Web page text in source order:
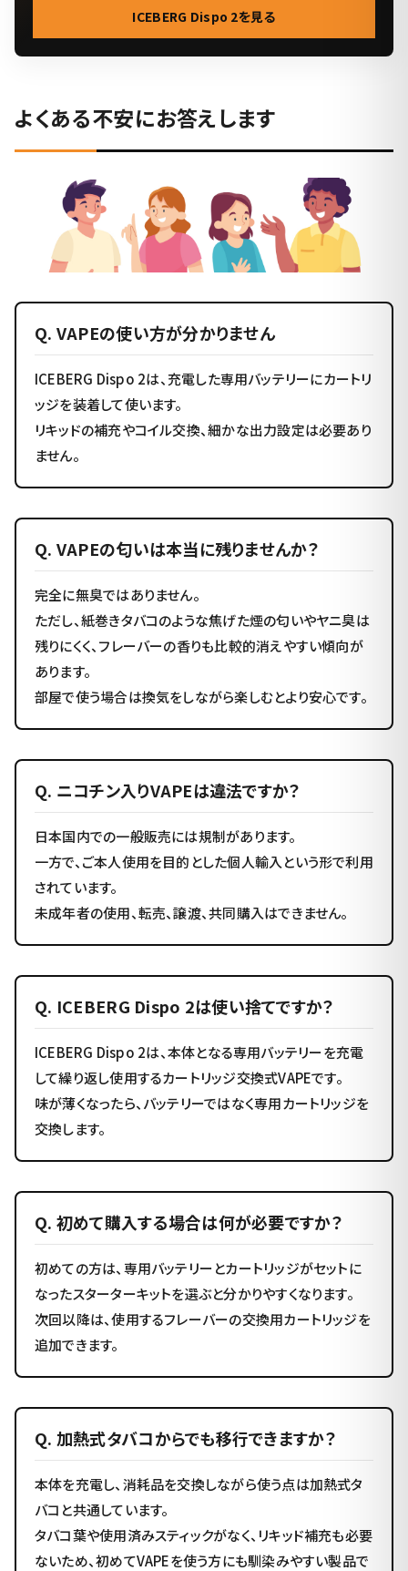
ICEBERG Dispo 2を見る
よくある不安にお答えします
Q. VAPEの使い方が分かりません
ICEBERG Dispo 2は、充電した専用バッテリーにカートリ
ッジを装着して使います。
リキッドの補充やコイル交換、細かな出力設定は必要あり
ません。
Q. VAPEの匂いは本当に残りませんか？
完全に無臭ではありません。
ただし、紙巻きタバコのような焦げた煙の匂いやヤニ臭は
残りにくく、フレーバーの香りも比較的消えやすい傾向が
あります。
部屋で使う場合は換気をしながら楽しむとより安心です。
Q. ニコチン入りVAPEは違法ですか？
日本国内での一般販売には規制があります。
一方で、ご本人使用を目的とした個人輸入という形で利用
されています。
未成年者の使用、転売、譲渡、共同購入はできません。
Q. ICEBERG Dispo 2は使い捨てですか？
ICEBERG Dispo 2は、本体となる専用バッテリーを充電
して繰り返し使用するカートリッジ交換式VAPEです。
味が薄くなったら、バッテリーではなく専用カートリッジを
交換します。
Q. 初めて購入する場合は何が必要ですか？
初めての方は、専用バッテリーとカートリッジがセットに
なったスターターキットを選ぶと分かりやすくなります。
次回以降は、使用するフレーバーの交換用カートリッジを
追加できます。
Q. 加熱式タバコからでも移行できますか？
本体を充電し、消耗品を交換しながら使う点は加熱式タ
バコと共通しています。
タバコ葉や使用済みスティックがなく、リキッド補充も必要
ないため、初めてVAPEを使う方にも馴染みやすい製品で